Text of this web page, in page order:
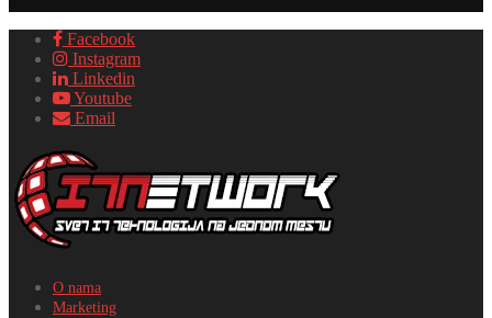
Facebook
Instagram
Linkedin
Youtube
Email
O nama
Marketing